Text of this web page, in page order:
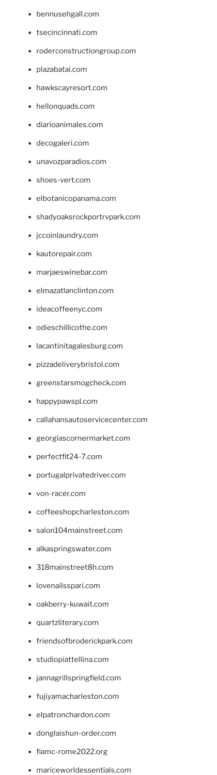
bennusehgall.com
tsecincinnati.com
roderconstructiongroup.com
plazabatai.com
hawkscayresort.com
hellonquads.com
diarioanimales.com
decogaleri.com
unavozparadios.com
shoes-vert.com
elbotanicopanama.com
shadyoaksrockportrvpark.com
jccoinlaundry.com
kautorepair.com
marjaeswinebar.com
elmazatlanclinton.com
ideacoffeenyc.com
odieschillicothe.com
lacantinitagalesburg.com
pizzadeliverybristol.com
greenstarsmogcheck.com
happypawspl.com
callahansautoservicecenter.com
georgiascornermarket.com
perfectfit24-7.com
portugalprivatedriver.com
von-racer.com
coffeeshopcharleston.com
salon104mainstreet.com
alkaspringswater.com
318mainstreet8h.com
lovenailsspari.com
oakberry-kuwait.com
quartzliterary.com
friendsofbroderickpark.com
studiopiattellina.com
jannagrillspringfield.com
fujiyamacharleston.com
elpatronchardon.com
donglaishun-order.com
fiamc-rome2022.org
mariceworldessentials.com